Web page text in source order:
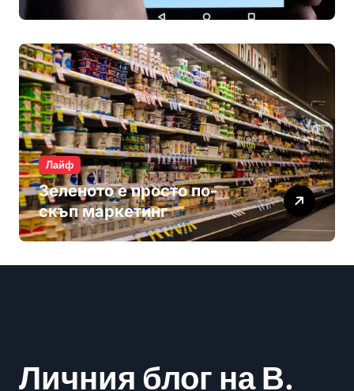
Лайф
Зеленото е просто по-
скъп маркетинг
Личния блог на В.